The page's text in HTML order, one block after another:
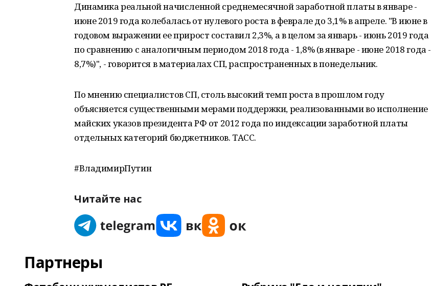
Динамика реальной начисленной среднемесячной заработной платы в январе -
июне 2019 года колебалась от нулевого роста в феврале до 3,1% в апреле. "В июне в
годовом выражении ее прирост составил 2,3%, а в целом за январь - июнь 2019 года
по сравнению с аналогичным периодом 2018 года - 1,8% (в январе - июне 2018 года -
8,7%)", - говорится в материалах СП, распространенных в понедельник.
По мнению специалистов СП, столь высокий темп роста в прошлом году
объясняется существенными мерами поддержки, реализованными во исполнение
майских указов президента РФ от 2012 года по индексации заработной платы
отдельных категорий бюджетников. ТАСС.
#ВладимирПутин
Читайте нас
Партнеры